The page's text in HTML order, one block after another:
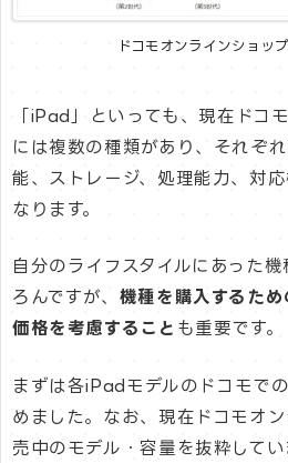
ドコモオンラインショッ
「iPad」といっても、現在ドコ
には複数の種類があり、それぞ
能、ストレージ、処理能力、対
なります。
自分のライフスタイルにあった
ろんですが、 機種を購入するた
価格を考慮すること も重要です。
まずは各iPadモデルのドコモで
めました。なお、現在ドコモオ
売中のモデル・容量を抜粋してい